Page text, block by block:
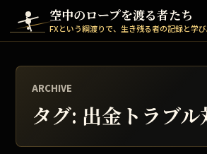
Skip to content空中のロープを渡る者たち
FXという綱渡りで、生き残る者の記録と学び
ARCHIVE
タグ: 出金トラブル